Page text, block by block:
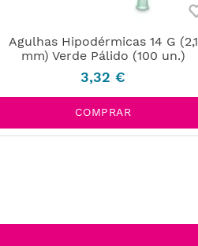
Agulhas Hipodérmicas 14 G (2,1
mm) Verde Pálido (100 un.)
3,32 €
COMPRAR